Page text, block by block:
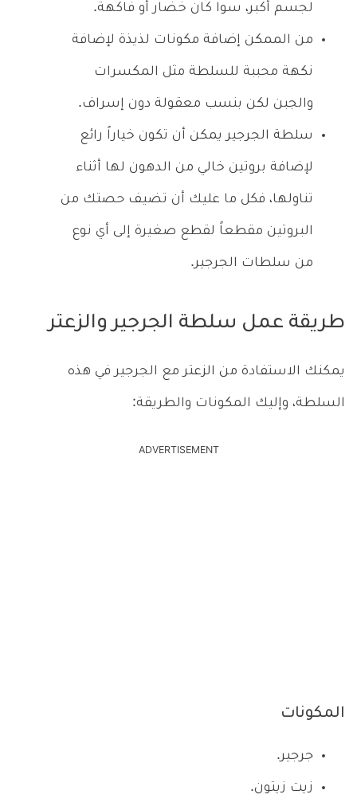
لجسم أكبر، سوا كان خضار أو فاكهة.
من الممكن إضافة مكونات لذيذة لإضافة
نكهة محببة للسلطة مثل المكسرات
والجبن لكن بنسب معقولة دون إسراف.
سلطة الجرجير يمكن أن تكون خياراً رائع
لإضافة بروتين خالي من الدهون لها أثناء
تناولها، فكل ما عليك أن تضيف حصتك من
البروتين مقطعاً لقطع صغيرة إلى أي نوع
من سلطات الجرجير.
طريقة عمل سلطة الجرجير والزعتر
يمكنك الاستفادة من الزعتر مع الجرجير في هذه
السلطة، وإليك المكونات والطريقة:
ADVERTISEMENT
المكونات
جرجير.
زيت زيتون.